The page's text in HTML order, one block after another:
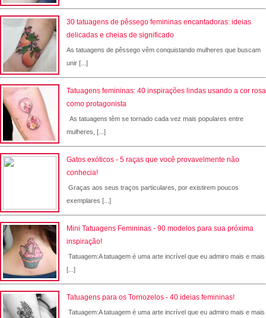
30 tatuagens de pêssego femininas encantadoras: ideias
delicadas e cheias de significado
As tatuagens de pêssego vêm conquistando mulheres que buscam
unir [...]
Tatuagens femininas: 40 inspirações lindas usando a cor rosa
como protagonista
As tatuagens têm se tornado cada vez mais populares entre
mulheres, [...]
Gatos exóticos - 5 raças que você provavelmente não
conhecia!
Graças aos seus traços particulares, por existirem poucos
exemplares [...]
Mini Tatuagens Femininas - 90 modelos para sua próxima
inspiração!
Tatuagem:A tatuagem é uma arte incrível que eu admiro mais e mais
[...]
Tatuagens para os Tornozelos - 40 ideias femininas!
Tatuagem:A tatuagem é uma arte incrível que eu admiro mais e mais